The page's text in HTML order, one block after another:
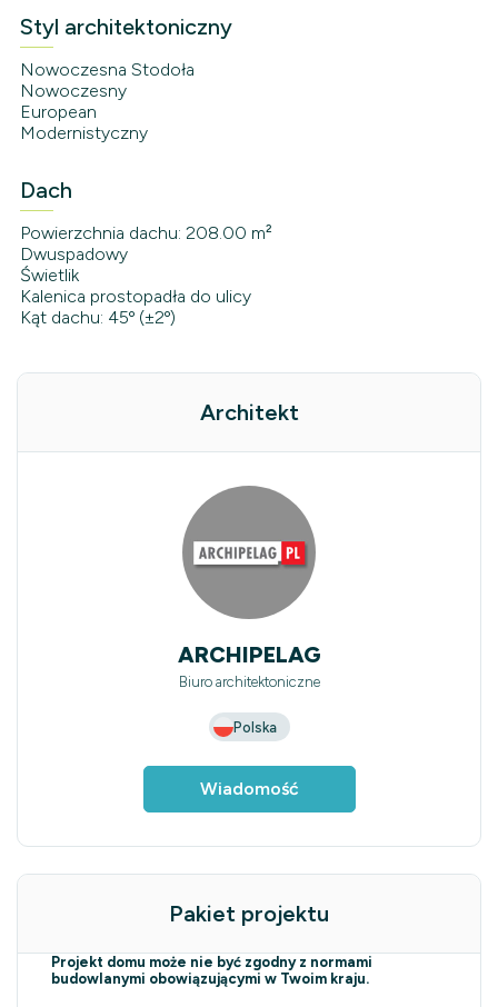
Styl architektoniczny
Nowoczesna Stodoła
Nowoczesny
European
Modernistyczny
Dach
Powierzchnia dachu: 208.00 m²
Dwuspadowy
Świetlik
Kalenica prostopadła do ulicy
Kąt dachu: 45º (±2º)
Architekt
ARCHIPELAG
Biuro architektoniczne
Polska
Wiadomość
Pakiet projektu
Projekt domu może nie być zgodny z normami
budowlanymi obowiązującymi w Twoim kraju.